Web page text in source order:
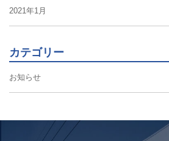
2021年1月
カテゴリー
お知らせ